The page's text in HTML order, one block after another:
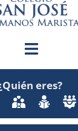
eres?